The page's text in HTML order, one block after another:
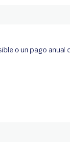
o un pago anual